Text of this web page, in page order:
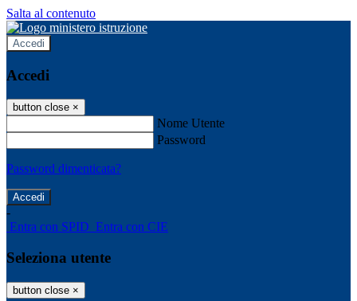
Salta al contenuto
Accedi
Accedi
button close ×
Nome Utente
Password
Password dimenticata?
-
Entra con SPID Entra con CIE
Seleziona utente
button close ×